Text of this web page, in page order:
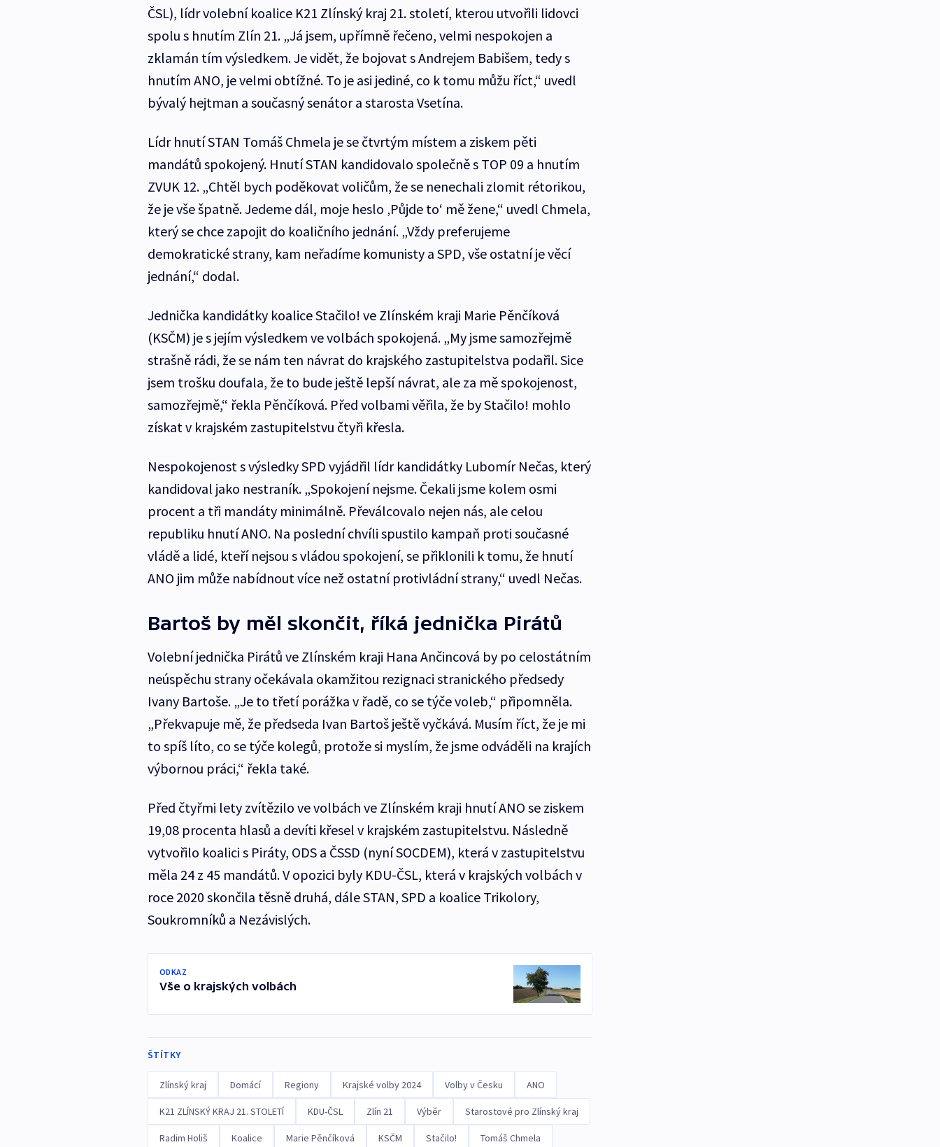
ČSL), lídr volební koalice K21 Zlínský kraj 21. století, kterou utvořili lidovci
spolu s hnutím Zlín 21. „Já jsem, upřímně řečeno, velmi nespokojen a
zklamán tím výsledkem. Je vidět, že bojovat s Andrejem Babišem, tedy s
hnutím ANO, je velmi obtížné. To je asi jediné, co k tomu můžu říct,“ uvedl
bývalý hejtman a současný senátor a starosta Vsetína.
Lídr hnutí STAN Tomáš Chmela je se čtvrtým místem a ziskem pěti
mandátů spokojený. Hnutí STAN kandidovalo společně s TOP 09 a hnutím
ZVUK 12. „Chtěl bych poděkovat voličům, že se nenechali zlomit rétorikou,
že je vše špatně. Jedeme dál, moje heslo ‚Půjde to‘ mě žene,“ uvedl Chmela,
který se chce zapojit do koaličního jednání. „Vždy preferujeme
demokratické strany, kam neřadíme komunisty a SPD, vše ostatní je věcí
jednání,“ dodal.
Jednička kandidátky koalice Stačilo! ve Zlínském kraji Marie Pěnčíková
(KSČM) je s jejím výsledkem ve volbách spokojená. „My jsme samozřejmě
strašně rádi, že se nám ten návrat do krajského zastupitelstva podařil. Sice
jsem trošku doufala, že to bude ještě lepší návrat, ale za mě spokojenost,
samozřejmě,“ řekla Pěnčíková. Před volbami věřila, že by Stačilo! mohlo
získat v krajském zastupitelstvu čtyři křesla.
Nespokojenost s výsledky SPD vyjádřil lídr kandidátky Lubomír Nečas, který
kandidoval jako nestraník. „Spokojení nejsme. Čekali jsme kolem osmi
procent a tři mandáty minimálně. Převálcovalo nejen nás, ale celou
republiku hnutí ANO. Na poslední chvíli spustilo kampaň proti současné
vládě a lidé, kteří nejsou s vládou spokojení, se přiklonili k tomu, že hnutí
ANO jim může nabídnout více než ostatní protivládní strany,“ uvedl Nečas.
Bartoš by měl skončit, říká jednička Pirátů
Volební jednička Pirátů ve Zlínském kraji Hana Ančincová by po celostátním
neúspěchu strany očekávala okamžitou rezignaci stranického předsedy
Ivany Bartoše. „Je to třetí porážka v řadě, co se týče voleb,“ připomněla.
„Překvapuje mě, že předseda Ivan Bartoš ještě vyčkává. Musím říct, že je mi
to spíš líto, co se týče kolegů, protože si myslím, že jsme odváděli na krajích
výbornou práci,“ řekla také.
Před čtyřmi lety zvítězilo ve volbách ve Zlínském kraji hnutí ANO se ziskem
19,08 procenta hlasů a devíti křesel v krajském zastupitelstvu. Následně
vytvořilo koalici s Piráty, ODS a ČSSD (nyní SOCDEM), která v zastupitelstvu
měla 24 z 45 mandátů. V opozici byly KDU-ČSL, která v krajských volbách v
roce 2020 skončila těsně druhá, dále STAN, SPD a koalice Trikolory,
Soukromníků a Nezávislých.
ODKAZ
Vše o krajských volbách
ŠTÍTKY
Zlínský kraj Domácí Regiony Krajské volby 2024 Volby v Česku ANO
K21 ZLÍNSKÝ KRAJ 21. STOLETÍ KDU-ČSL Zlín 21 Výběr Starostové pro Zlínský kraj
Radim Holiš Koalice Marie Pěnčíková KSČM Stačilo! Tomáš Chmela